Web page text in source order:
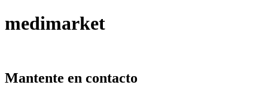
medimarket
Mantente en contacto